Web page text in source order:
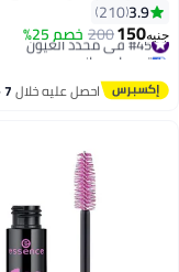
3.9
210
جنيه150
200خصم 25% #45 في محدد العيون
توصيل مجاني
#45 في محدد العيون
احصل عليه خلال